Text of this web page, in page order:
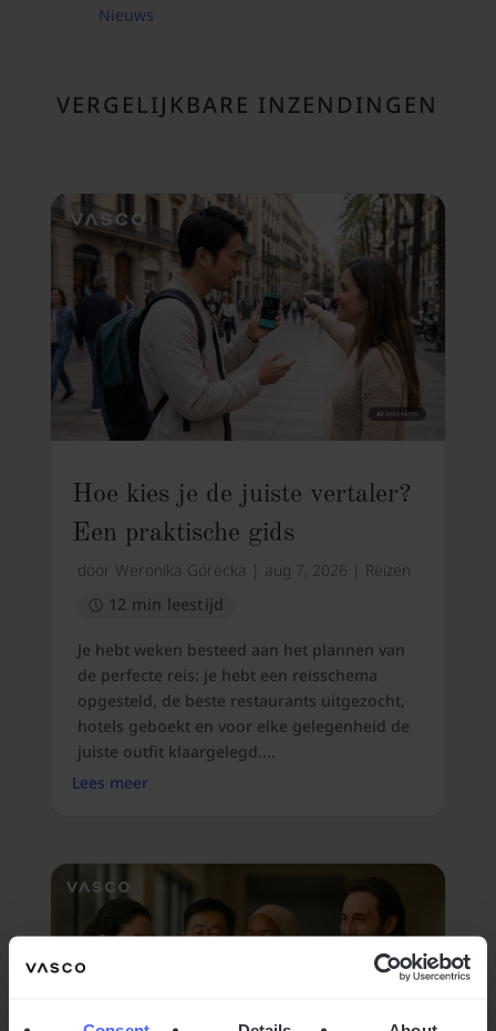
Nieuws
VERGELIJKBARE INZENDINGEN
Hoe kies je de juiste vertaler?
Een praktische gids
door Weronika Górecka aug 7, 2026
Reizen
12 min leestijd
Je hebt weken besteed aan het plannen van
de perfecte reis: je hebt een reisschema
opgesteld, de beste restaurants uitgezocht,
hotels geboekt en voor elke gelegenheid de
juiste outfit klaargelegd....
Lees meer